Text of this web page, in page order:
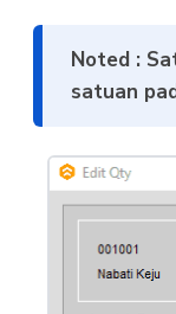
Noted :
satuan